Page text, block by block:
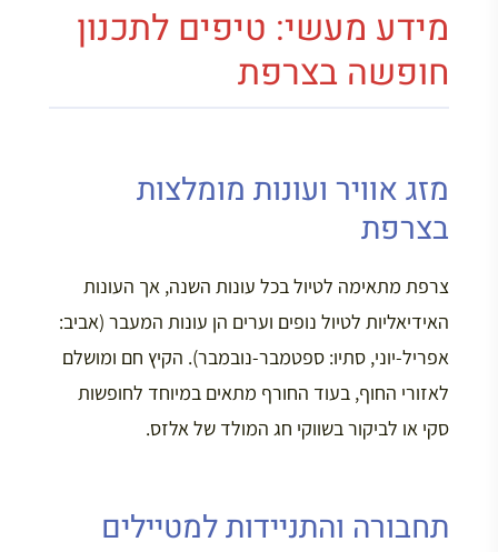
מידע מעשי: טיפים לתכנון
חופשה בצרפת
מזג אוויר ועונות מומלצות
בצרפת
צרפת מתאימה לטיול בכל עונות השנה, אך העונות
האידיאליות לטיול נופים וערים הן עונות המעבר (אביב:
אפריל-יוני, סתיו: ספטמבר-נובמבר). הקיץ חם ומושלם
לאזורי החוף, בעוד החורף מתאים במיוחד לחופשות
סקי או לביקור בשווקי חג המולד של אלזס.
תחבורה והתניידות למטיילים